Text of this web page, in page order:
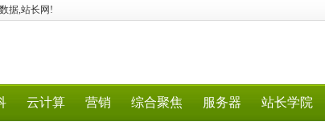
据,站长网!
云计算 营销 综合聚焦 服务器 站长学院